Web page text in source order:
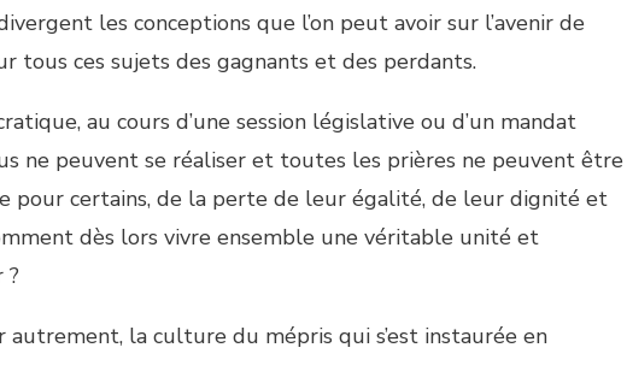
les conceptions que l’on peut avoir sur l’avenir de
tous ces sujets des gagnants et des perdants.
au cours d’une session législative ou d’un mandat
ne peuvent se réaliser et toutes les prières ne peuvent être
pour certains, de la perte de leur égalité, de leur dignité et
dès lors vivre ensemble une véritable unité et
?
autrement, la culture du mépris qui s’est instaurée en